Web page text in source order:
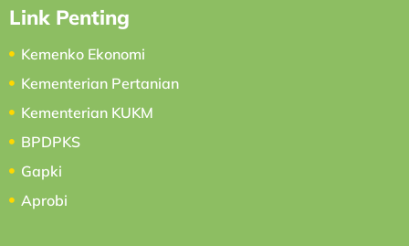
Link Penting
Kemenko Ekonomi
Kementerian Pertanian
Kementerian KUKM
BPDPKS
Gapki
Aprobi